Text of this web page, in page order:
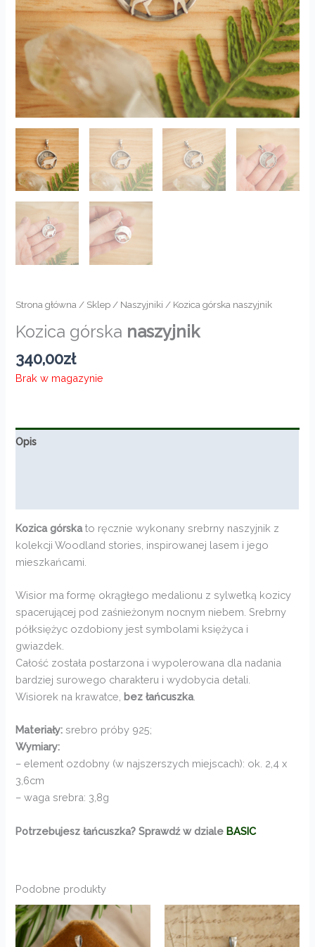
Strona główna / Sklep / Naszyjniki / Kozica górska naszyjnik
Kozica górska naszyjnik
340,00zł
Brak w magazynie
Opis
Kozica górskato ręcznie wykonany srebrny naszyjnik z
kolekcji Woodland stories, inspirowanej lasem i jego
mieszkańcami.
Wisior ma formę okrągłego medalionu z sylwetką kozicy
spacerującej pod zaśnieżonym nocnym niebem. Srebrny
półksiężyc ozdobiony jest symbolami księżyca i
gwiazdek.
Całość została postarzona i wypolerowana dla nadania
bardziej surowego charakteru i wydobycia detali.
Wisiorek na krawatce, bez łańcuszka.
Materiały: srebro próby 925;
Wymiary:
– element ozdobny (w najszerszych miejscach): ok. 2,4 x
3,6cm
– waga srebra: 3,8g
Potrzebujesz łańcuszka? Sprawdź w dzialeBASIC
Podobne produkty